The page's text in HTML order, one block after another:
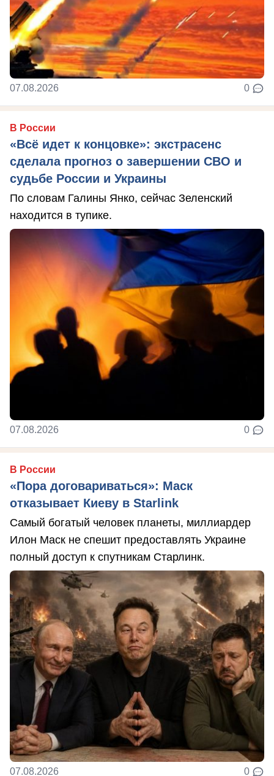
07.08.2026 0
В России
«Всё идет к концовке»: экстрасенс
сделала прогноз о завершении СВО и
судьбе России и Украины
По словам Галины Янко, сейчас Зеленский
находится в тупике.
07.08.2026 0
В России
«Пора договариваться»: Маск
отказывает Киеву в Starlink
Самый богатый человек планеты, миллиардер
Илон Маск не спешит предоставлять Украине
полный доступ к спутникам Старлинк.
07.08.2026 0